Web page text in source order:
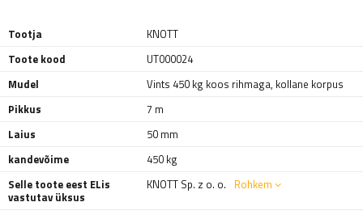
Tootja
KNOTT
Toote kood
UT000024
Mudel
Vints 450 kg koos rihmaga, kollane korpus
Pikkus
7 m
Laius
50 mm
kandevõime
450 kg
Selle toote eest ELis
vastutav üksus
KNOTT Sp. z o. o. Rohkem